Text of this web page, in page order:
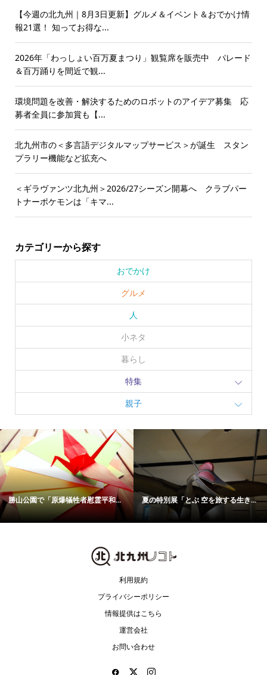
【今週の北九州｜8月3日更新】グルメ＆イベント＆おでかけ情
報21選！ 知ってお得な...
2026年「わっしょい百万夏まつり」観覧席を販売中 パレード
＆百万踊りを間近で観...
環境問題を改善・解決するためのロボットのアイデア募集 応
募者全員に参加賞も【...
北九州市の＜多言語デジタルマップサービス＞が誕生 スタン
プラリー機能など拡充へ
＜ギラヴァンツ北九州＞2026/27シーズン開幕へ クラブパー
トナーポケモンは「キマ...
カテゴリーから探す
おでかけ
グルメ
人
小ネタ
暮らし
特集
親子
勝山公園で「原爆犠牲者慰霊平和... 夏の特別展「とぶ 空を旅する生き...
利用規約
プライバシーポリシー
情報提供はこちら
運営会社
お問い合わせ